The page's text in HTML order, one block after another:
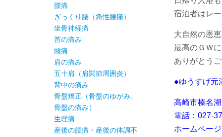
宿泊者はレ
大自然の恩
最高のＧＷ
ありがとう
●ゆうすげ元
高崎市榛名
電話：027-
ホームペー
腰痛
ぎっくり腰（急性腰痛）
坐骨神経痛
首の痛み
頭痛
肩の痛み
五十肩（肩関節周囲炎）
背中の痛み
骨盤矯正（骨盤のゆがみ、
骨盤の痛み）
生理痛
産後の腰痛・産後の体調不